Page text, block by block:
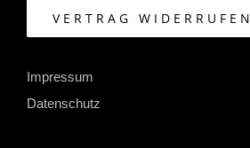
VERTRAG WIDERRUFEN
Impressum
Datenschutz